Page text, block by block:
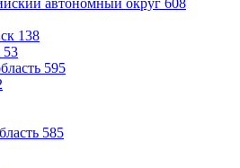
автономный округ 608
138
53
595
585